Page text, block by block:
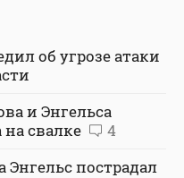
об угрозе атаки
и Энгельса
свалке
4
пострадал